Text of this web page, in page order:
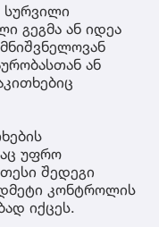
გეგმა ან იდეა
ან
უფრო
შედეგი
კონტროლის
იქცეს.